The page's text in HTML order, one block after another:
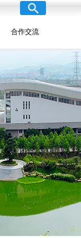
合作交流